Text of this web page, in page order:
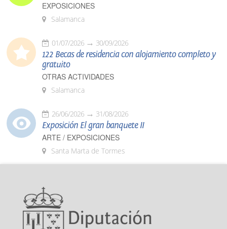
EXPOSICIONES
Salamanca
01/07/2026 30/09/2026
122 Becas de residencia con alojamiento completo y
gratuito
OTRAS ACTIVIDADES
Salamanca
26/06/2026 31/08/2026
Exposición El gran banquete II
ARTE / EXPOSICIONES
Santa Marta de Tormes